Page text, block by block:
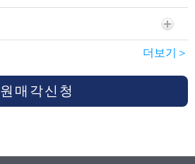
더보기＞
원매각신청